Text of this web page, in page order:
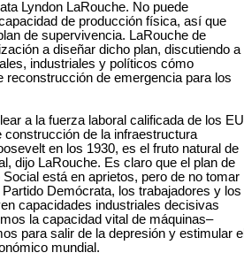
Lyndon LaRouche. No puede
de producción física, así que
de supervivencia. LaRouche de
a diseñar dicho plan, discutiendo a
industriales y políticos cómo
reconstrucción de emergencia para los
a la fuerza laboral calificada de los EU
construcción de la infraestructura
en los 1930, es el fruto natural de
dijo LaRouche. Es claro que el plan de
está en aprietos, pero de no tomar
Demócrata, los trabajadores y los
capacidades industriales decisivas
la capacidad vital de máquinas–
para salir de la depresión y estimular el
mundial.